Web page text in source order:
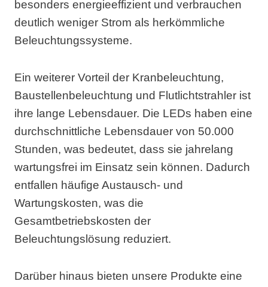
besonders energieeffizient und verbrauchen
deutlich weniger Strom als herkömmliche
Beleuchtungssysteme.
Ein weiterer Vorteil der Kranbeleuchtung,
Baustellenbeleuchtung und Flutlichtstrahler ist
ihre lange Lebensdauer. Die LEDs haben eine
durchschnittliche Lebensdauer von 50.000
Stunden, was bedeutet, dass sie jahrelang
wartungsfrei im Einsatz sein können. Dadurch
entfallen häufige Austausch- und
Wartungskosten, was die
Gesamtbetriebskosten der
Beleuchtungslösung reduziert.
Darüber hinaus bieten unsere Produkte eine